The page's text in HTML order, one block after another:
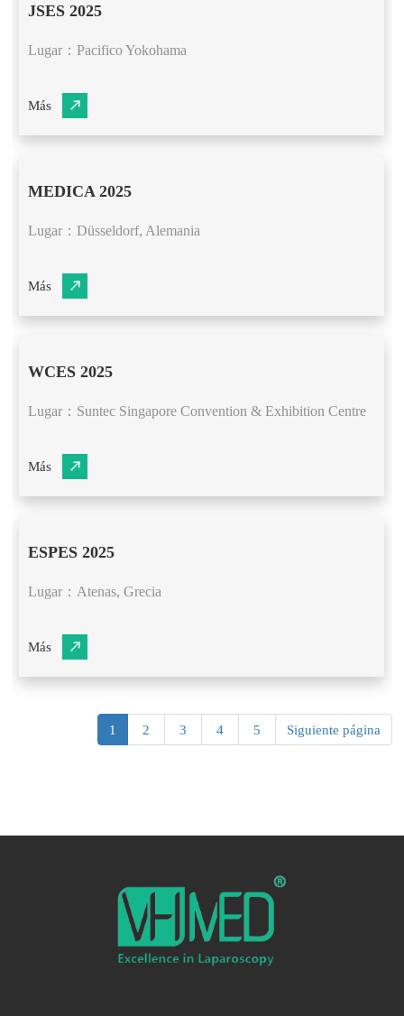
JSES 2025
Lugar：Pacifico Yokohama
Más
MEDICA 2025
Lugar：Düsseldorf, Alemania
Más
WCES 2025
Lugar：Suntec Singapore Convention & Exhibition Centre
Más
ESPES 2025
​Lugar：Atenas, Grecia
Más
1 2 3 4 5 Siguiente página